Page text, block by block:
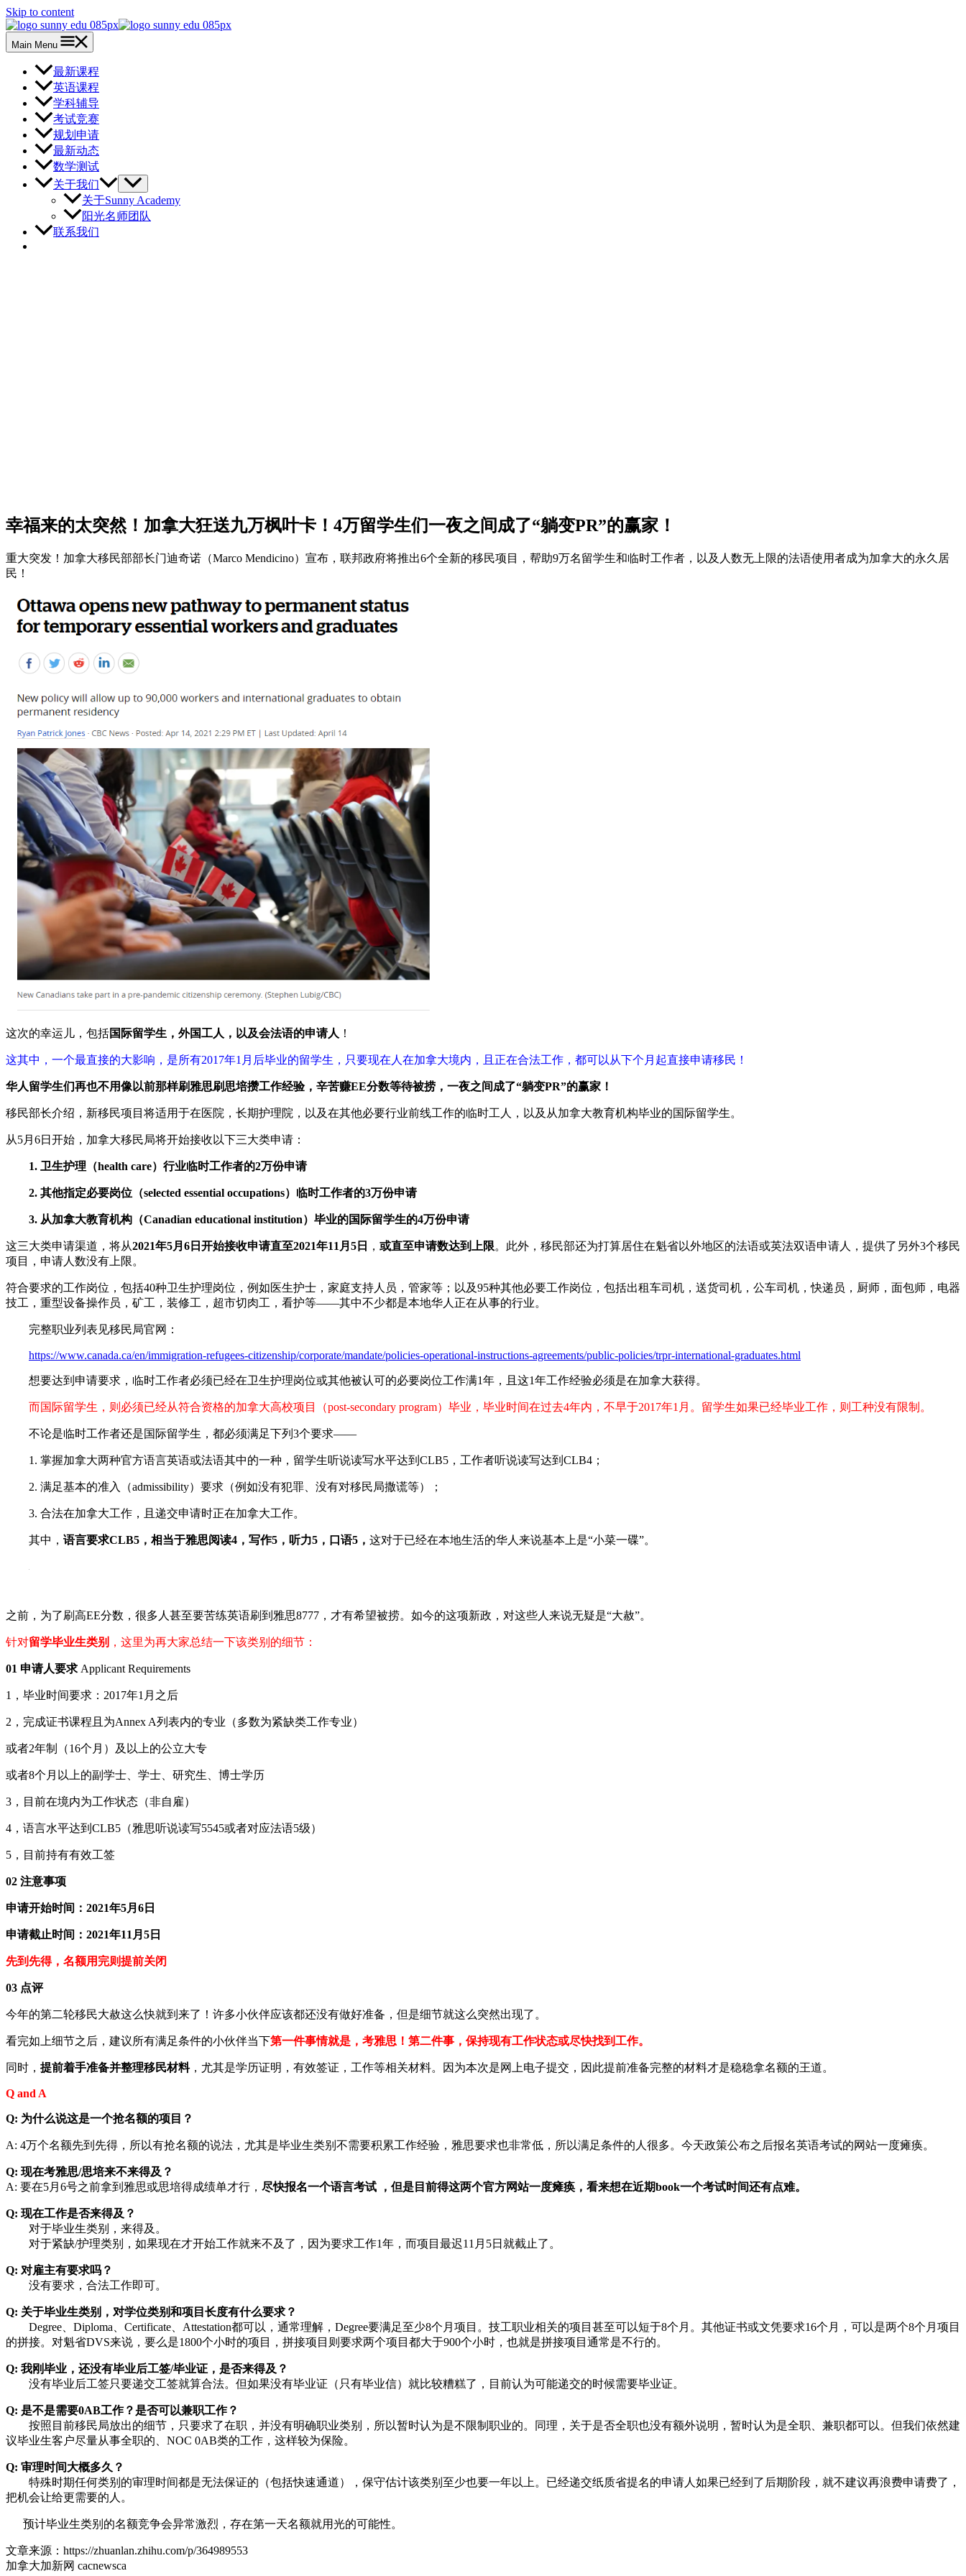
Skip to content
Main Menu
最新课程
英语课程
学科辅导
考试竞赛
规划申请
最新动态
数学测试
关于我们
关于Sunny Academy
阳光名师团队
联系我们
幸福来的太突然！加拿大狂送九万枫叶卡！4万留学生们一夜之间成了“躺变PR”的赢家！
重大突发！加拿大移民部部长门迪奇诺（Marco Mendicino）宣布，联邦政府将推出6个全新的移民项目，帮助9万名留学生和临时工作者，以及人数无上限的法语使用者成为加拿大的永久居
民！
这次的幸运儿，包括国际留学生，外国工人，以及会法语的申请人 ！
这其中，一个最直接的大影响，是所有2017年1月后毕业的留学生，只要现在人在加拿大境内，且正在合法工作，都可以从下个月起直接申请移民！
华人留学生们再也不用像以前那样刷雅思刷思培攒工作经验，辛苦赚EE分数等待被捞，一夜之间成了“躺变PR”的赢家！
移民部长介绍，新移民项目将适用于在医院，长期护理院，以及在其他必要行业前线工作的临时工人，以及从加拿大教育机构毕业的国际留学生。
从5月6日开始，加拿大移民局将开始接收以下三大类申请：
1. 卫生护理（health care）行业临时工作者的2万份申请
2. 其他指定必要岗位（selected essential occupations）临时工作者的3万份申请
3. 从加拿大教育机构（Canadian educational institution）毕业的国际留学生的4万份申请
这三大类申请渠道，将从2021年5月6日开始接收申请直至2021年11月5日 ， 或直至申请数达到上限。此外，移民部还为打算居住在魁省以外地区的法语或英法双语申请人，提供了另外3个移民
项目，申请人数没有上限。
符合要求的工作岗位，包括40种卫生护理岗位，例如医生护士，家庭支持人员，管家等；以及95种其他必要工作岗位，包括出租车司机，送货司机，公车司机，快递员，厨师，面包师，电器
技工，重型设备操作员，矿工，装修工，超市切肉工，看护等——其中不少都是本地华人正在从事的行业。
完整职业列表见移民局官网：
https://www.canada.ca/en/immigration-refugees-citizenship/corporate/mandate/policies-operational-instructions-agreements/public-policies/trpr-international-graduates.html
想要达到申请要求，临时工作者必须已经在卫生护理岗位或其他被认可的必要岗位工作满1年，且这1年工作经验必须是在加拿大获得。
而国际留学生，则必须已经从符合资格的加拿大高校项目（post-secondary program）毕业，毕业时间在过去4年内，不早于2017年1月。留学生如果已经毕业工作，则工种没有限制。
不论是临时工作者还是国际留学生，都必须满足下列3个要求——
1. 掌握加拿大两种官方语言英语或法语其中的一种，留学生听说读写水平达到CLB5，工作者听说读写达到CLB4；
2. 满足基本的准入（admissibility）要求（例如没有犯罪、没有对移民局撒谎等）；
3. 合法在加拿大工作，且递交申请时正在加拿大工作。
其中， 语言要求CLB5，相当于雅思阅读4，写作5，听力5，口语5， 这对于已经在本地生活的华人来说基本上是“小菜一碟”。
之前，为了刷高EE分数，很多人甚至要苦练英语刷到雅思8777，才有希望被捞。如今的这项新政，对这些人来说无疑是“大赦”。
针对留学毕业生类别 ，这里为再大家总结一下该类别的细节：
01 申请人要求Applicant Requirements
1，毕业时间要求：2017年1月之后
2，完成证书课程且为Annex A列表内的专业（多数为紧缺类工作专业）
或者2年制（16个月）及以上的公立大专
或者8个月以上的副学士、学士、研究生、博士学历
3，目前在境内为工作状态（非自雇）
4，语言水平达到CLB5（雅思听说读写5545或者对应法语5级）
5，目前持有有效工签
02 注意事项
申请开始时间：2021年5月6日
申请截止时间：2021年11月5日
先到先得，名额用完则提前关闭
03 点评
今年的第二轮移民大赦这么快就到来了！许多小伙伴应该都还没有做好准备，但是细节就这么突然出现了。
看完如上细节之后，建议所有满足条件的小伙伴当下第一件事情就是，考雅思！第二件事，保持现有工作状态或尽快找到工作。
同时， 提前着手准备并整理移民材料，尤其是学历证明，有效签证，工作等相关材料。因为本次是网上电子提交，因此提前准备完整的材料才是稳稳拿名额的王道。
Q and A
Q: 为什么说这是一个抢名额的项目？
A: 4万个名额先到先得，所以有抢名额的说法，尤其是毕业生类别不需要积累工作经验，雅思要求也非常低，所以满足条件的人很多。今天政策公布之后报名英语考试的网站一度瘫痪。
Q: 现在考雅思/思培来不来得及？
A: 要在5月6号之前拿到雅思或思培得成绩单才行， 尽快报名一个语言考试 ，但是目前得这两个官方网站一度瘫痪，看来想在近期book一个考试时间还有点难。
Q: 现在工作是否来得及？
对于毕业生类别，来得及。
对于紧缺/护理类别，如果现在才开始工作就来不及了，因为要求工作1年，而项目最迟11月5日就截止了。
Q: 对雇主有要求吗？
没有要求，合法工作即可。
Q: 关于毕业生类别，对学位类别和项目长度有什么要求？
Degree、Diploma、Certificate、Attestation都可以，通常理解，Degree要满足至少8个月项目。技工职业相关的项目甚至可以短于8个月。其他证书或文凭要求16个月，可以是两个8个月项目
的拼接。对魁省DVS来说，要么是1800个小时的项目，拼接项目则要求两个项目都大于900个小时，也就是拼接项目通常是不行的。
Q: 我刚毕业，还没有毕业后工签/毕业证，是否来得及？
没有毕业后工签只要递交工签就算合法。但如果没有毕业证（只有毕业信）就比较糟糕了，目前认为可能递交的时候需要毕业证。
Q: 是不是需要0AB工作？是否可以兼职工作？
按照目前移民局放出的细节，只要求了在职，并没有明确职业类别，所以暂时认为是不限制职业的。同理，关于是否全职也没有额外说明，暂时认为是全职、兼职都可以。但我们依然建
议毕业生客户尽量从事全职的、NOC 0AB类的工作，这样较为保险。
Q: 审理时间大概多久？
特殊时期任何类别的审理时间都是无法保证的（包括快速通道），保守估计该类别至少也要一年以上。已经递交纸质省提名的申请人如果已经到了后期阶段，就不建议再浪费申请费了，
把机会让给更需要的人。
预计毕业生类别的名额竞争会异常激烈，存在第一天名额就用光的可能性。
文章来源：https://zhuanlan.zhihu.com/p/364989553
加拿大加新网 cacnewsca